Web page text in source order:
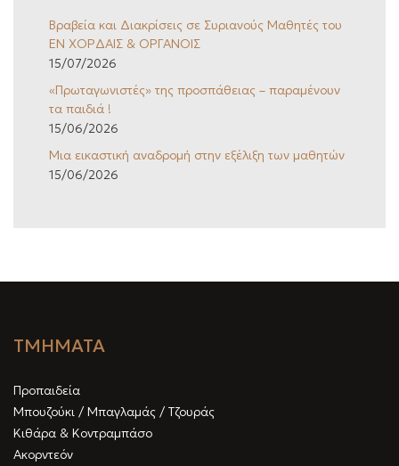
Βραβεία και Διακρίσεις σε Συριανούς Μαθητές του
ΕΝ ΧΟΡΔΑΙΣ & ΟΡΓΑΝΟΙΣ
15/07/2026
«Πρωταγωνιστές» της προσπάθειας – παραμένουν
τα παιδιά !
15/06/2026
Μια εικαστική αναδρομή στην εξέλιξη των μαθητών
15/06/2026
ΤΜΗΜΑΤΑ
Προπαιδεία
Μπουζούκι / Μπαγλαμάς / Τζουράς
Κιθάρα & Κοντραμπάσο
Ακορντεόν